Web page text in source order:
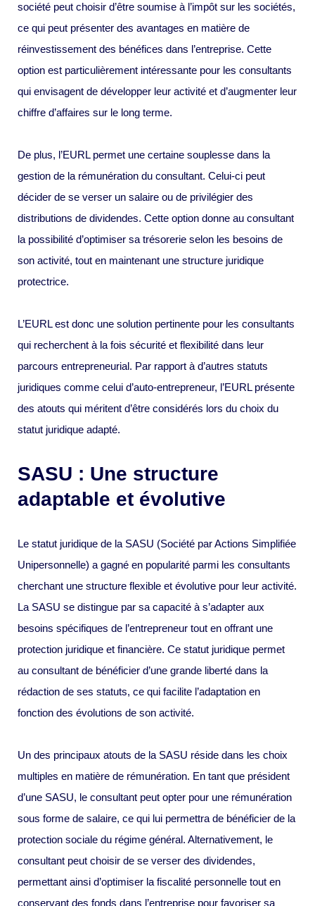
société peut choisir d’être soumise à l’impôt sur les sociétés,
ce qui peut présenter des avantages en matière de
réinvestissement des bénéfices dans l’entreprise. Cette
option est particulièrement intéressante pour les consultants
qui envisagent de développer leur activité et d’augmenter leur
chiffre d’affaires sur le long terme.
De plus, l’EURL permet une certaine souplesse dans la
gestion de la rémunération du consultant. Celui-ci peut
décider de se verser un salaire ou de privilégier des
distributions de dividendes. Cette option donne au consultant
la possibilité d’optimiser sa trésorerie selon les besoins de
son activité, tout en maintenant une structure juridique
protectrice.
L’EURL est donc une solution pertinente pour les consultants
qui recherchent à la fois sécurité et flexibilité dans leur
parcours entrepreneurial. Par rapport à d’autres statuts
juridiques comme celui d’auto-entrepreneur, l’EURL présente
des atouts qui méritent d’être considérés lors du choix du
statut juridique adapté.
SASU : Une structure
adaptable et évolutive
Le statut juridique de la SASU (Société par Actions Simplifiée
Unipersonnelle) a gagné en popularité parmi les consultants
cherchant une structure flexible et évolutive pour leur activité.
La SASU se distingue par sa capacité à s’adapter aux
besoins spécifiques de l’entrepreneur tout en offrant une
protection juridique et financière. Ce statut juridique permet
au consultant de bénéficier d’une grande liberté dans la
rédaction de ses statuts, ce qui facilite l’adaptation en
fonction des évolutions de son activité.
Un des principaux atouts de la SASU réside dans les choix
multiples en matière de rémunération. En tant que président
d’une SASU, le consultant peut opter pour une rémunération
sous forme de salaire, ce qui lui permettra de bénéficier de la
protection sociale du régime général. Alternativement, le
consultant peut choisir de se verser des dividendes,
permettant ainsi d’optimiser la fiscalité personnelle tout en
conservant des fonds dans l’entreprise pour favoriser sa